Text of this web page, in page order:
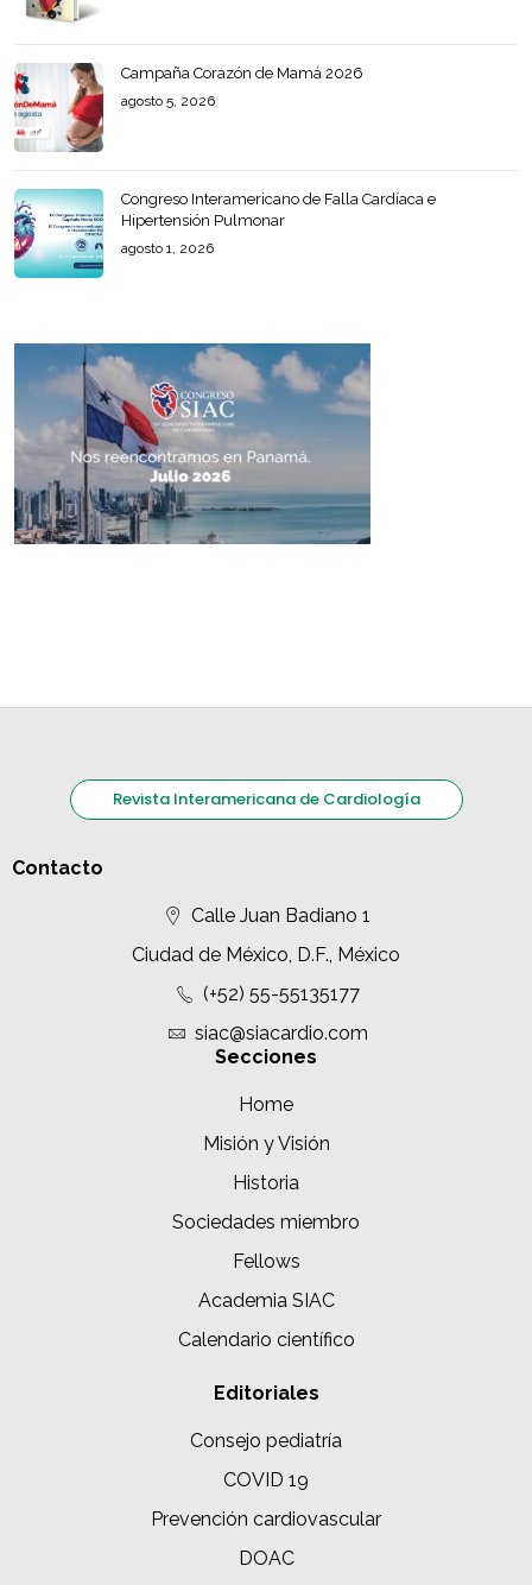
Campaña Corazón de Mamá 2026
agosto 5, 2026
Congreso Interamericano de Falla Cardíaca e
Hipertensión Pulmonar
agosto 1, 2026
Revista Interamericana de Cardiología
Contacto
Calle Juan Badiano 1
Ciudad de México, D.F., México
(+52) 55-55135177
siac@siacardio.com
Secciones
Home
Misión y Visión
Historia
Sociedades miembro
Fellows
Academia SIAC
Calendario científico
Editoriales
Consejo pediatría
COVID 19
Prevención cardiovascular
DOAC